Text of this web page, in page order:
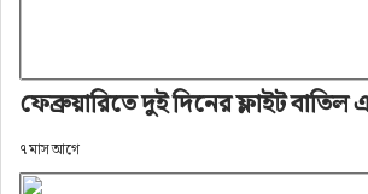
ফেব্রুয়ারিতে দুই দিনের ফ্লাইট বাতিল
৭ মাস আগে